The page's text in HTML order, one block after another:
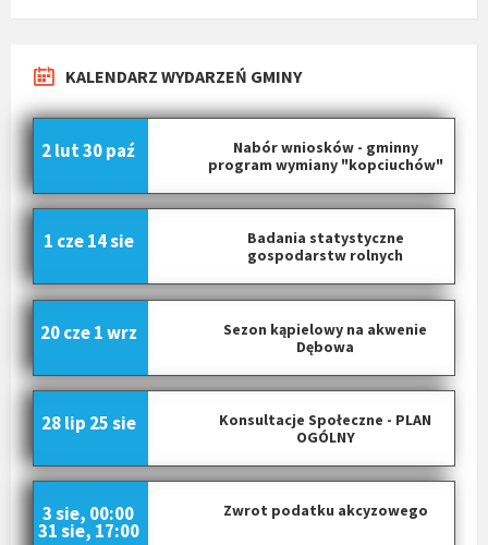
KALENDARZ WYDARZEŃ GMINY
Nabór wniosków - gminny
program wymiany "kopciuchów"
2 lut30 paź
Badania statystyczne
gospodarstw rolnych
1 cze 14 sie
Sezon kąpielowy na akwenie
Dębowa
20 cze 1 wrz
Konsultacje Społeczne - PLAN
OGÓLNY
28 lip 25 sie
Zwrot podatku akcyzowego
3 sie, 00:00
31 sie, 17:00